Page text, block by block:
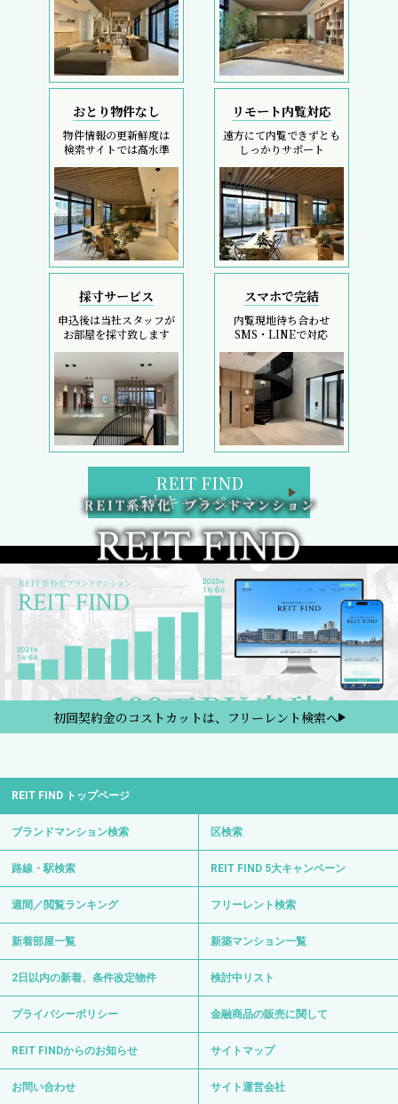
おとり物件なし
物件情報の更新鮮度は
検索サイトでは高水準
リモート内覧対応
遠方にて内覧できずとも
しっかりサポート
採寸サービス
申込後は当社スタッフが
お部屋を採寸致します
スマホで完結
内覧現地待ち合わせ
SMS・LINEで対応
REIT FIND
5大キャンペーン
初回契約金のコストカットは、フリーレント検索へ
REIT FIND トップページ
ブランドマンション検索 区検索
路線・駅検索 REIT FIND 5大キャンペーン
週間／閲覧ランキング フリーレント検索
新着部屋一覧 新築マンション一覧
2日以内の新着、条件改定物件 検討中リスト
プライバシーポリシー 金融商品の販売に関して
REIT FINDからのお知らせ サイトマップ
お問い合わせ サイト運営会社